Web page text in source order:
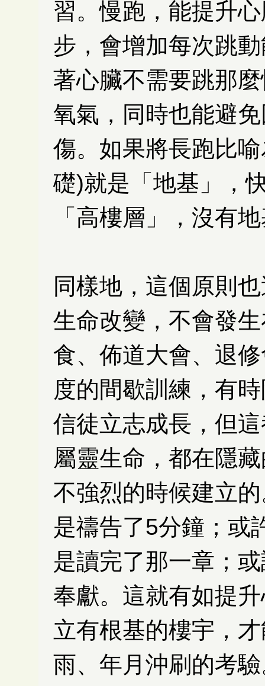
習。慢跑，能提升
步，會增加每次跳
著心臟不需要跳那
氧氣，同時也能避
傷。如果將長跑比
礎)就是「地基」，
「高樓層」，沒有
同樣地，這個原則
生命改變，不會發
食、佈道大會、退
度的間歇訓練，有
信徒立志成長，但
屬靈生命，都在隱
不強烈的時候建立
是禱告了5分鐘；或
是讀完了那一章；
奉獻。這就有如提
立有根基的樓宇，
雨、年月沖刷的考